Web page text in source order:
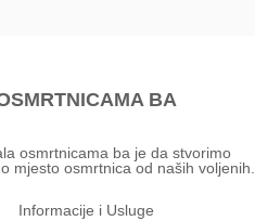
BA
osmrtnicama ba je da stvorimo
mjesto osmrtnica od naših voljenih.
Informacije i Usluge